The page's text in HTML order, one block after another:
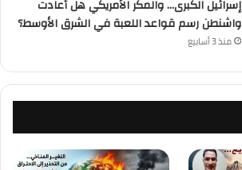
إسرائيل الكبرى… والمكر الأمريكي هل أعادت
واشنطن رسم قواعد اللعبة في الشرق الأوسط؟
منذ 3 أسابيع